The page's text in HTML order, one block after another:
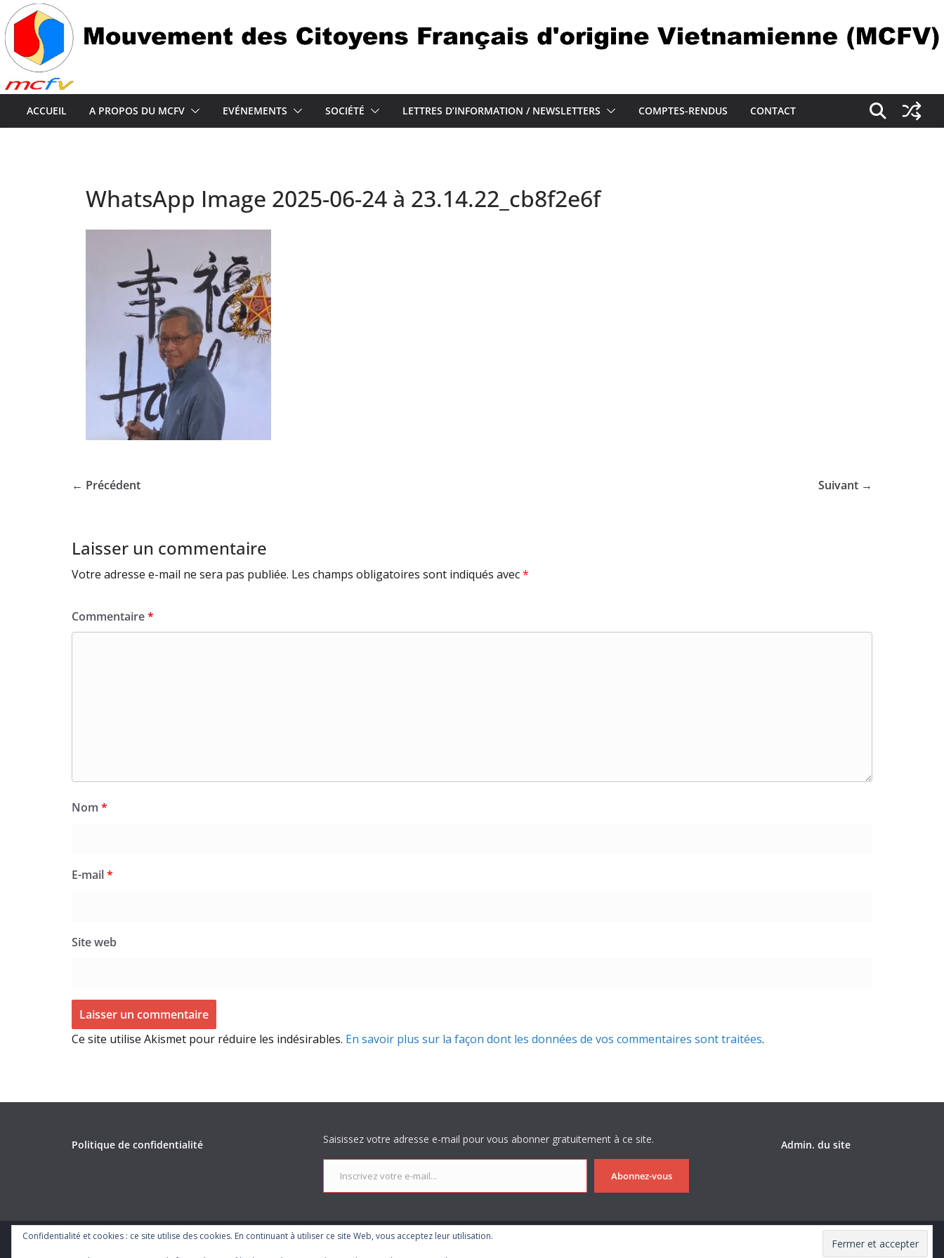
Passer
au
contenu
ACCUEIL A PROPOS DU MCFV EVÉNEMENTS SOCIÉTÉ LETTRES D’INFORMATION / NEWSLETTERS COMPTES-RENDUS CONTACT
WhatsApp Image 2025-06-24 à 23.14.22_cb8f2e6f
← Précédent Suivant →
Laisser un commentaire
Votre adresse e-mail ne sera pas publiée. Les champs obligatoires sont indiqués avec*
Commentaire*
Nom *
E-mail*
Site web
Ce site utilise Akismet pour réduire les indésirables. En savoir plus sur la façon dont les données de vos commentaires sont traitées.
Politique de confidentialité
Saisissez votre adresse e-mail pour vous abonner gratuitement à ce site.
Inscrivez votre e-mail...
Abonnez-vous
Admin. du site
Copyright © 2026 . Tous droits réservés.
Confidentialité et cookies : ce site utilise des cookies. En continuant à utiliser ce site Web, vous acceptez leur utilisation.